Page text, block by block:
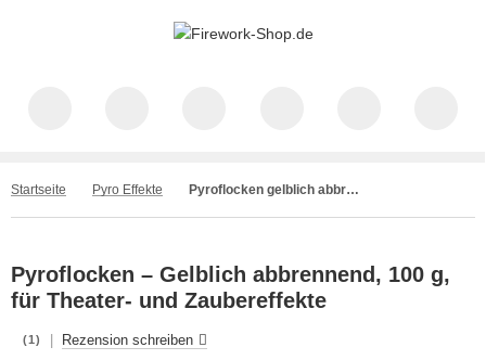
Startseite Pyro Effekte Pyroflocken gelblich abbrennend, 100 g | Professionelle Effekte
Pyroflocken – Gelblich abbrennend, 100 g,
für Theater- und Zaubereffekte
(1) Rezension schreiben